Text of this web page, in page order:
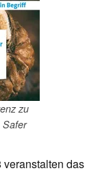
zu
Safer
das